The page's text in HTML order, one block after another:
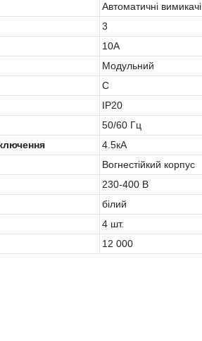
Автоматичні вимикачі
3
10A
Модульний
C
IP20
50/60 Гц
4.5кА
Вогнестійкий корпус
230-400 В
білий
4 шт.
12 000